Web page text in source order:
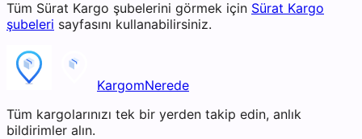
Tüm Sürat Kargo şubelerini görmek için Sürat Kargo
şubeleri sayfasını kullanabilirsiniz.
KargomNerede
Tüm kargolarınızı tek bir yerden takip edin, anlık
bildirimler alın.